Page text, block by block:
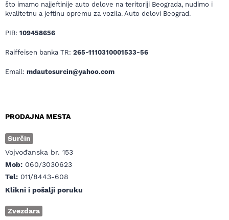
što imamo najjeftinije auto delove na teritoriji Beograda, nudimo i
kvalitetnu a jeftinu opremu za vozila. Auto delovi Beograd.
PIB: 109458656
Raiffeisen banka TR: 265-1110310001533-56
Email: mdautosurcin@yahoo.com
PRODAJNA MESTA
Surčin
Vojvođanska br. 153
Mob: 060/3030623
Tel: 011/8443-608
Klikni i pošalji poruku
Zvezdara